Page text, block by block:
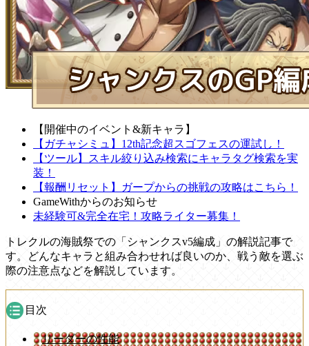
【開催中のイベント&新キャラ】
【ガチャシミュ】12th記念超スゴフェスの運試し！
【ツール】スキル絞り込み検索にキャラタグ検索を実
装！
【報酬リセット】ガープからの挑戦の攻略はこちら！
GameWithからのお知らせ
未経験可&完全在宅！攻略ライター募集！
トレクルの海賊祭での「シャンクスv5編成」の解説記事で
す。どんなキャラと組み合わせれば良いのか、戦う敵を選ぶ
際の注意点などを解説しています。
目次
リーダーの性能